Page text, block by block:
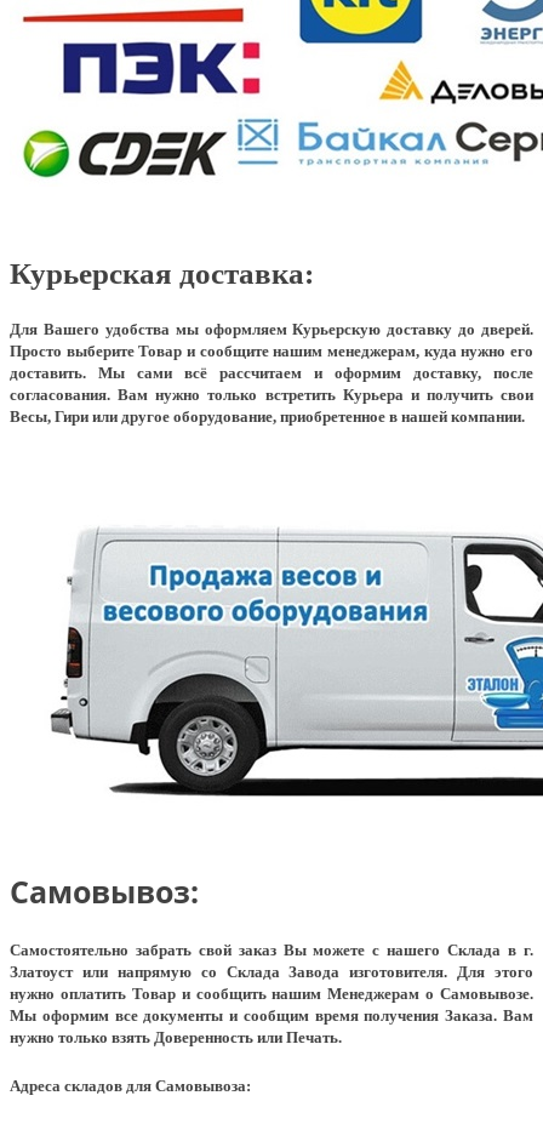
Курьерская доставка:
Для Вашего удобства мы оформляем Курьерскую доставку до дверей.
Просто выберите Товар и сообщите нашим менеджерам, куда нужно его
доставить. Мы сами всё рассчитаем и оформим доставку, после
согласования. Вам нужно только встретить Курьера и получить свои
Весы, Гири или другое оборудование, приобретенное в нашей компании.
Самовывоз:
Самостоятельно забрать свой заказ Вы можете с нашего Склада в г.
Златоуст или напрямую со Склада Завода изготовителя. Для этого
нужно оплатить Товар и сообщить нашим Менеджерам о Самовывозе.
Мы оформим все документы и сообщим время получения Заказа. Вам
нужно только взять Доверенность или Печать.
Адреса складов для Самовывоза: